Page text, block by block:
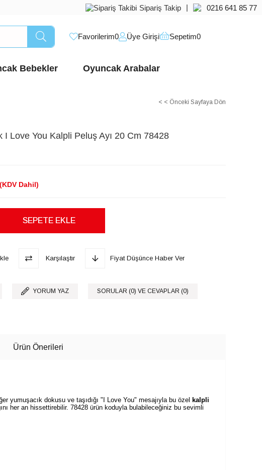
Sipariş Takip | 0216 641 85 77
Favorilerim0 Üye Girişi Sepetim0
Bebekler Oyuncak Arabalar
< < Önceki Sayfaya Dön
I Love You Kalpli Peluş Ayı 20 Cm 78428
(KDV Dahil)
Karşılaştır Fiyat Düşünce Haber Ver
YORUM YAZ SORULAR (0) VE CEVAPLAR (0)
Ürün Önerileri
yumuşacık dokusu ve taşıdığı "I Love You" mesajıyla bu özel kalpli
her an hissettirebilir. 78428 ürün koduyla bulabileceğiniz bu sevimli